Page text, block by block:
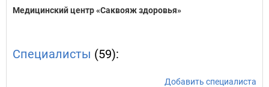
Медицинский центр «Саквояж здоровья»
Специалисты (59):
Добавить специалиста